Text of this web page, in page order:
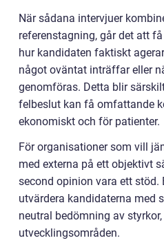
När sådana intervjuer
referenstagning, går det att
hur kandidaten faktiskt
något oväntat inträffar eller
genomföras. Detta blir
felbeslut kan få omfattande
ekonomiskt och för patienter.
För organisationer som vill
med externa på ett objektivt
second opinion vara ett stöd.
utvärdera kandidaterna med
neutral bedömning av
utvecklingsområden.